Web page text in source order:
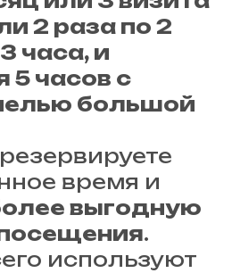
2 раза по 2
часа, и
5 часов с
большой
время и
выгодную
.
используют